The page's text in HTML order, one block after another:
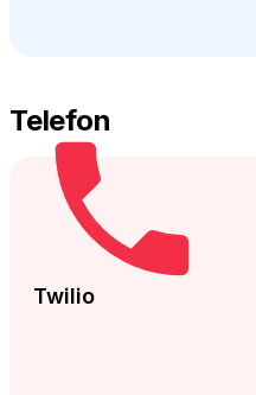
Telefon
Twilio